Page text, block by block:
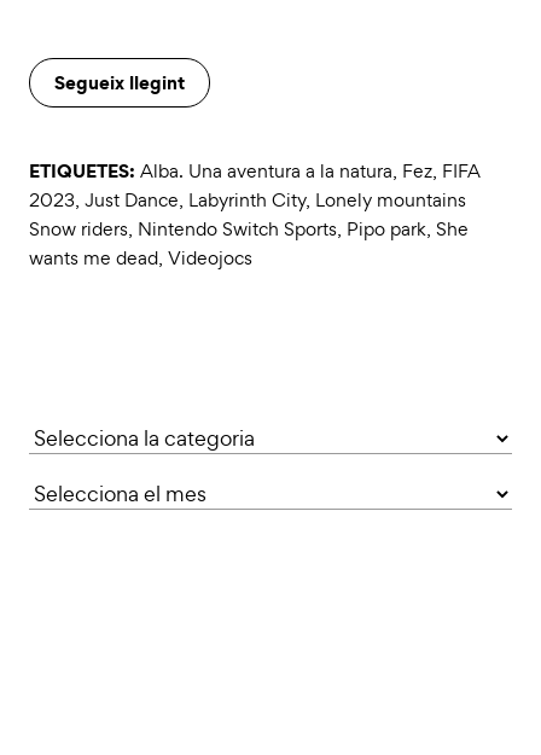
Segueix llegint
ETIQUETES: Alba. Una aventura a la natura, Fez, FIFA
2023, Just Dance, Labyrinth City, Lonely mountains
Snow riders, Nintendo Switch Sports, Pipo park, She
wants me dead, Videojocs
Categories